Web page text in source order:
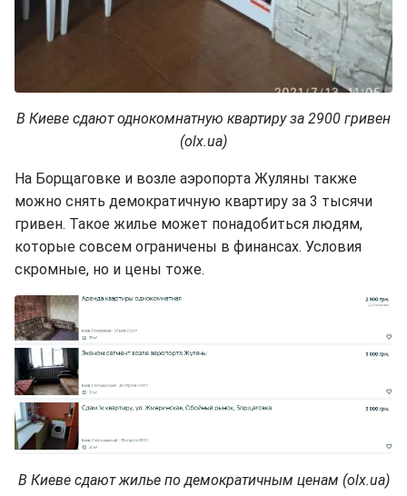
В Киеве сдают однокомнатную квартиру за 2900 гривен
(olx.ua)
На Борщаговке и возле аэропорта Жуляны также
можно снять демократичную квартиру за 3 тысячи
гривен. Такое жилье может понадобиться людям,
которые совсем ограничены в финансах. Условия
скромные, но и цены тоже.
В Киеве сдают жилье по демократичным ценам (olx.ua)